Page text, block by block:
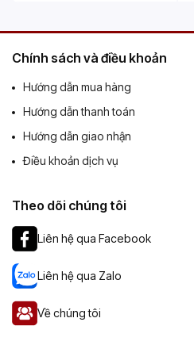
Chính sách và điều khoản
Hướng dẫn mua hàng
Hướng dẫn thanh toán
Hướng dẫn giao nhận
Điều khoản dịch vụ
Theo dõi chúng tôi
Liên hệ qua Facebook
Liên hệ qua Zalo
Về chúng tôi